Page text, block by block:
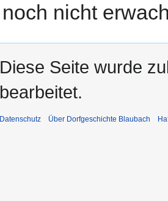
noch nicht
Diese Seite wurde
bearbeitet.
Datenschutz Über Dorfgeschichte Blaubach